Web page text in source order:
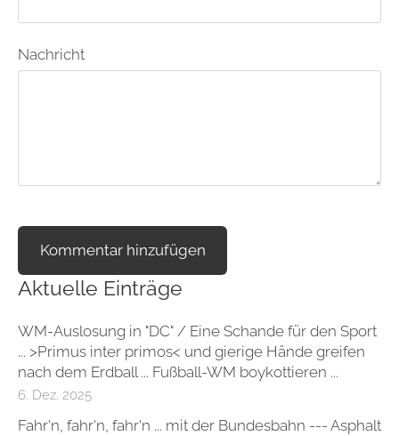
Aktuelle Einträge
WM-Auslosung in "DC" / Eine Schande für den Sport
... >Primus inter primos< und gierige Hände greifen
nach dem Erdball ... Fußball-WM boykottieren ...
6. Dez. 2025
Fahr'n, fahr'n, fahr'n ... mit der Bundesbahn --- Asphalt
Nachricht